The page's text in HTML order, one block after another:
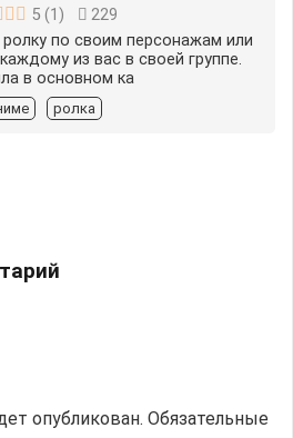
5 (1 )
229
по своим персонажам или
из вас в своей группе.
в основном ка
ролка
опубликован. Обязательные